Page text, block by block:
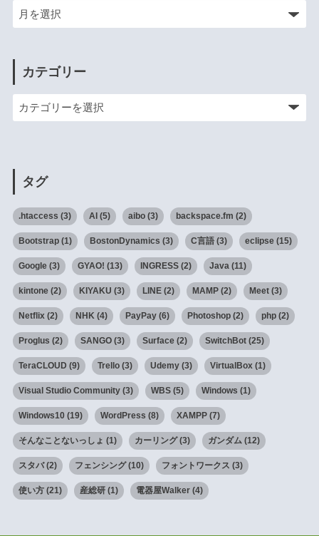
カテゴリー
タグ
.htaccess (3) AI(5) aibo(3) backspace.fm (2)
Bootstrap(1) BostonDynamics (3) C言語(3) eclipse(15)
Google(3) GYAO! (13) INGRESS(2) Java(11)
kintone(2) KIYAKU (3) LINE(2) MAMP(2) Meet(3)
Netflix(2) NHK(4) PayPay(6) Photoshop(2) php(2)
Proglus (2) SANGO(3) Surface(2) SwitchBot(25)
TeraCLOUD (9) Trello(3) Udemy(3) VirtualBox(1)
Visual Studio Community(3) WBS(5) Windows (1)
Windows10(19) WordPress (8) XAMPP(7)
そんなことないっしょ (1) カーリング(3) ガンダム(12)
スタバ(2) フェンシング(10) フォントワークス (3)
使い方(21) 産総研(1) 電器屋Walker(4)